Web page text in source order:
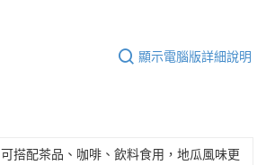
顯示電腦版詳細說明
可搭配茶品、咖啡、飲料食用，地瓜風味更